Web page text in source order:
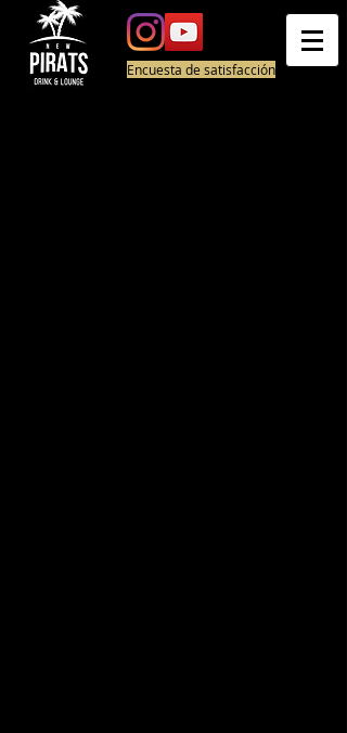
Encuesta de satisfacción